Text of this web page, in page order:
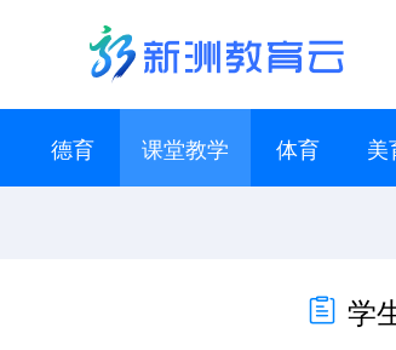
德育 课堂教学 体育 美
学